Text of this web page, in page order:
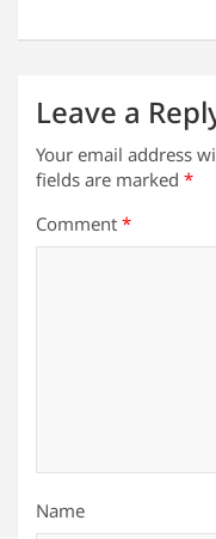
Leave a
Your email address
fields are marked *
Comment *
Name